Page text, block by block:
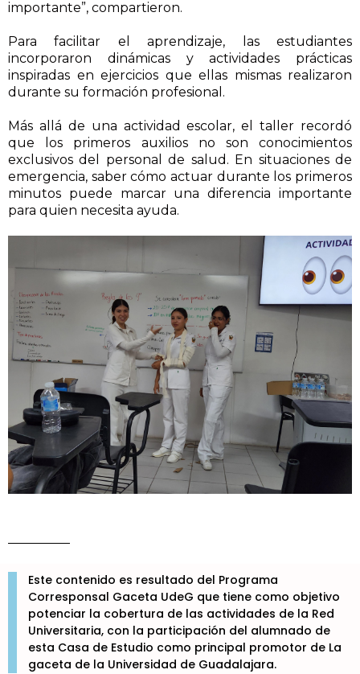
importante”, compartieron.
Para facilitar el aprendizaje, las estudiantes
incorporaron dinámicas y actividades prácticas
inspiradas en ejercicios que ellas mismas realizaron
durante su formación profesional.
Más allá de una actividad escolar, el taller recordó
que los primeros auxilios no son conocimientos
exclusivos del personal de salud. En situaciones de
emergencia, saber cómo actuar durante los primeros
minutos puede marcar una diferencia importante
para quien necesita ayuda.
Este contenido es resultado del Programa
Corresponsal Gaceta UdeG que tiene como objetivo
potenciar la cobertura de las actividades de la Red
Universitaria, con la participación del alumnado de
esta Casa de Estudio como principal promotor de La
gaceta de la Universidad de Guadalajara.